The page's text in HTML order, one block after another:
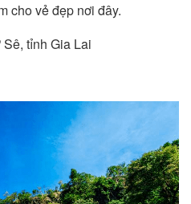
cho vẻ đẹp nơi đây.
tỉnh Gia Lai